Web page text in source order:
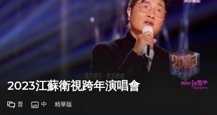
2023江蘇衛視跨年演唱會
普 中 精華版